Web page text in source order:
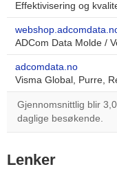
Effektivisering og
ADCom Data Molde /
adcomdata.no
Visma Global, Purre,
Gjennomsnittlig blir
daglige besøkende.
Lenker